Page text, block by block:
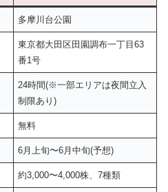
多摩川台公園
東京都大田区田園調布一丁目63
番1号
24時間(※一部エリアは夜間立入
制限あり)
無料
6月上旬〜6月中旬(予想)
約3,000〜4,000株、7種類